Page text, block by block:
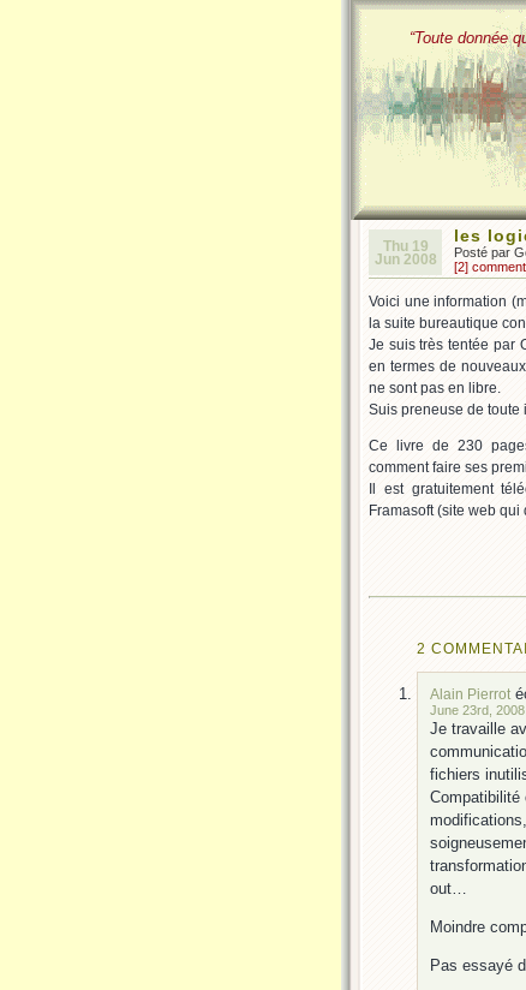
“Toute donnée
Thu 19
Jun 2008
les
Posté par
[2]
Voici une information
la suite bureautique
Je suis très tentée par
en termes de
ne sont pas en libre.
Suis preneuse de toute
Ce livre de 230
comment faire ses
Il est gratuitement
Framasoft (site web
2
Alain Pierrot
June 23rd,
Je travaille
fichiers
Compatibilité
out…
Moindre
Pas essayé